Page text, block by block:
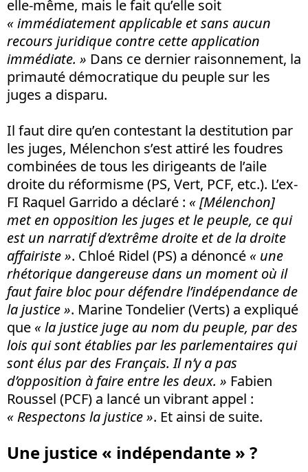
elle-même, mais le fait qu’elle soit
« immédiatement applicable et sans aucun
recours juridique contre cette application
immédiate. » Dans ce dernier raisonnement, la
primauté démocratique du peuple sur les
juges a disparu.
Il faut dire qu’en contestant la destitution par
les juges, Mélenchon s’est attiré les foudres
combinées de tous les dirigeants de l’aile
droite du réformisme (PS, Vert, PCF, etc.). L’ex-
FI Raquel Garrido a déclaré : « [Mélenchon]
met en opposition les juges et le peuple, ce qui
est un narratif d’extrême droite et de la droite
affairiste ». Chloé Ridel (PS) a dénoncé « une
rhétorique dangereuse dans un moment où il
faut faire bloc pour défendre l’indépendance de
la justice ». Marine Tondelier (Verts) a expliqué
que « la justice juge au nom du peuple, par des
lois qui sont établies par les parlementaires qui
sont élus par des Français. Il n’y a pas
d’opposition à faire entre les deux. » Fabien
Roussel (PCF) a lancé un vibrant appel :
« Respectons la justice ». Et ainsi de suite.
Une justice « indépendante » ?